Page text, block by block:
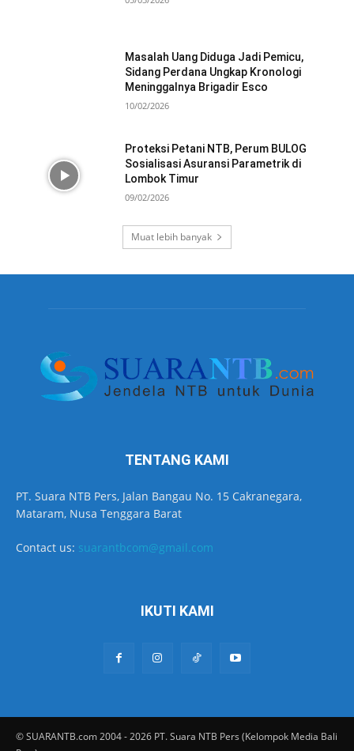
Masalah Uang Diduga Jadi Pemicu,
Sidang Perdana Ungkap Kronologi
Meninggalnya Brigadir Esco
10/02/2026
Proteksi Petani NTB, Perum BULOG
Sosialisasi Asuransi Parametrik di
Lombok Timur
09/02/2026
Muat lebih banyak
TENTANG KAMI
PT. Suara NTB Pers, Jalan Bangau No. 15 Cakranegara,
Mataram, Nusa Tenggara Barat
Contact us: suarantbcom@gmail.com
IKUTI KAMI
© SUARANTB.com 2004 - 2026 PT. Suara NTB Pers (Kelompok Media Bali